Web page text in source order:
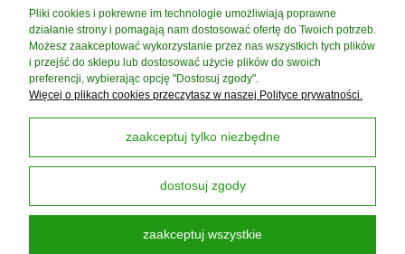
MOJE KONTO
PŁATNOŚCI I DOSTAWA
INFORMACJE
O NAS
Darmowa Dostawa od 199 zł
Pliki cookies i pokrewne im technologie umożliwiają poprawne
działanie strony i pomagają nam dostosować ofertę do Twoich potrzeb.
Możesz zaakceptować wykorzystanie przez nas wszystkich tych plików
i przejść do sklepu lub dostosować użycie plików do swoich
preferencji, wybierając opcję "Dostosuj zgody".
Więcej o plikach cookies przeczytasz w naszej Polityce prywatności.
zaakceptuj tylko niezbędne
dostosuj zgody
zaakceptuj wszystkie